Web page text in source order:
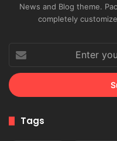
News and Blog theme.
completely
your
Email
address
Tags